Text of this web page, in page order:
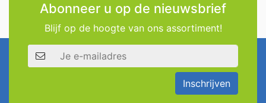
Abonneer u op de nieuwsbrief
Blijf op de hoogte van ons assortiment!
E-mailadres
Inschrijven